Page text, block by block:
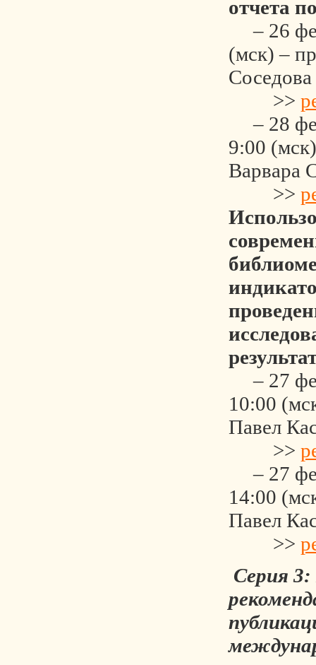
отчета
– 26
(мск) –
Соседова
>>
– 28
9:00
Варвара
>>
– 27
10:00
Павел
>>
– 27
14:00
Павел
>>
Серия